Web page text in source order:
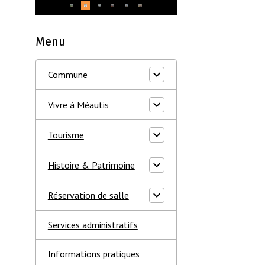
Menu
Commune
Vivre à Méautis
Tourisme
Histoire & Patrimoine
Réservation de salle
Services administratifs
Informations pratiques